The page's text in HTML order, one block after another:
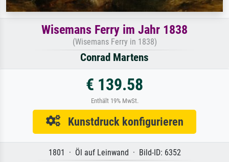
Wisemans Ferry im Jahr 1838
(Wisemans Ferry in 1838)
Conrad Martens
€ 139.58
Enthält 19% MwSt.
Kunstdruck konfigurieren
1801 · Öl auf Leinwand · Bild-ID: 6352